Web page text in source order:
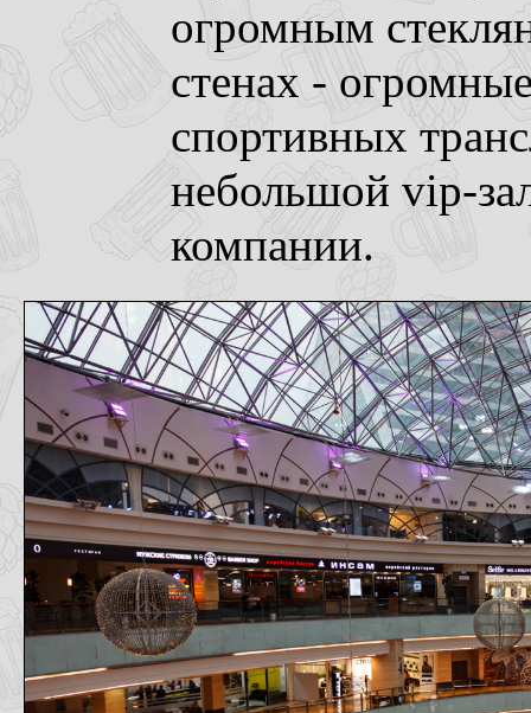
огромным
стенах -
спортивных
небольшой vip-
компании.